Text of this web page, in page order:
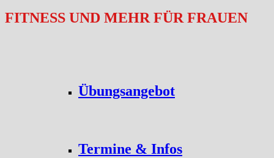
FITNESS UND MEHR FÜR FRAUEN
Übungsangebot
Termine & Infos